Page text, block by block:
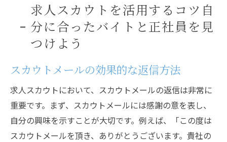
求人スカウトを活用するコツ自
分に合ったバイトと正社員を見
つけよう
スカウトメールの効果的な返信方法
求人スカウトにおいて、スカウトメールの返信は非常に
重要です。まず、スカウトメールには感謝の意を表し、
自分の興味を示すことが大切です。例えば、「この度は
スカウトメールを頂き、ありがとうございます。貴社の